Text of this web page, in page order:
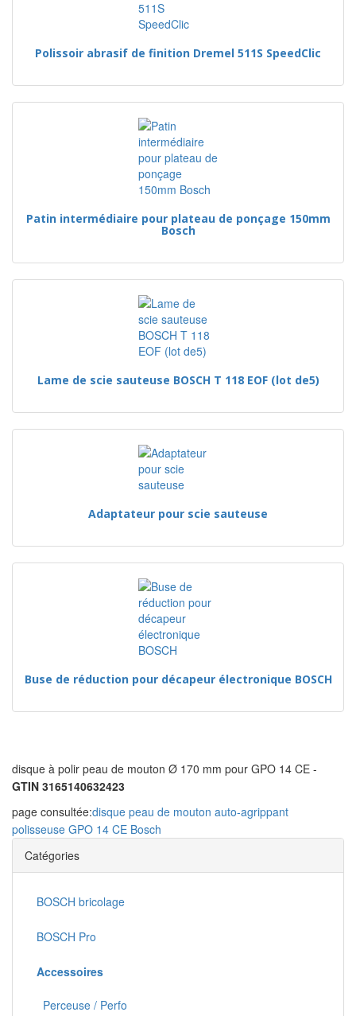
Polissoir abrasif de finition Dremel 511S SpeedClic
Patin intermédiaire pour plateau de ponçage 150mm
Bosch
Lame de scie sauteuse BOSCH T 118 EOF (lot de5)
Adaptateur pour scie sauteuse
Buse de réduction pour décapeur électronique BOSCH
disque à polir peau de mouton Ø 170 mm pour GPO 14 CE -
GTIN 3165140632423
page consultée:disque peau de mouton auto-agrippant
polisseuse GPO 14 CE Bosch
Catégories
BOSCH bricolage
BOSCH Pro
Accessoires
Perceuse / Perfo